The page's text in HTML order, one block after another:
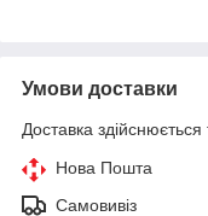
Умови доставки
Доставка здійснюється
Нова Пошта
Самовивіз